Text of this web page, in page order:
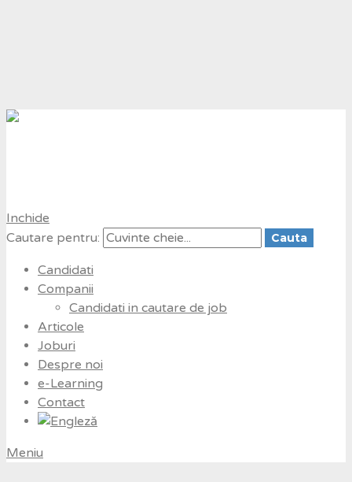
Inchide
Cautare pentru:
Cauta
Candidati
Companii
Candidati in cautare de job
Articole
Joburi
Despre noi
e-Learning
Contact
Meniu